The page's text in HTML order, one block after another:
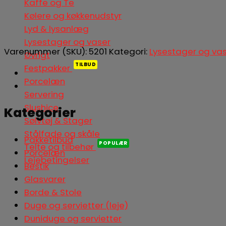
Kølere og køkkenudstyr
Lyd & lysanlæg
Lysestager og vaser
Øvrigt
Festpakker
Porcelæn
Servering
Slushice
Sølvtøj & Stager
Stålfade og skåle
Telte og tilbehør
Lejebetingelser
Varenummer (SKU): 5201 Kategori: Lysestager og
Kategorier
Pakketilbud
Porcelæn
Bestik
Glasvarer
Borde & Stole
Duge og servietter (leje)
Duniduge og servietter